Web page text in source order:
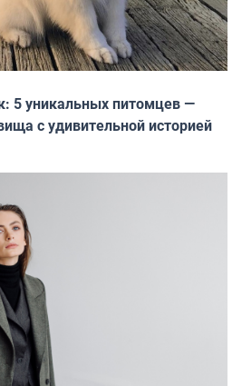
5 уникальных питомцев —
с удивительной историей